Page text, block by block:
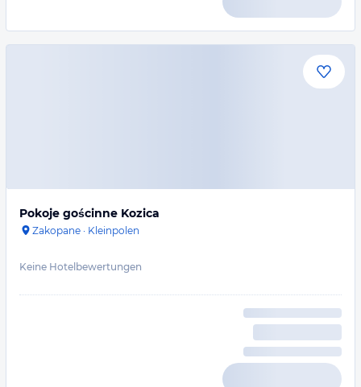
Pokoje gościnne Kozica
Zakopane · Kleinpolen
Keine Hotelbewertungen